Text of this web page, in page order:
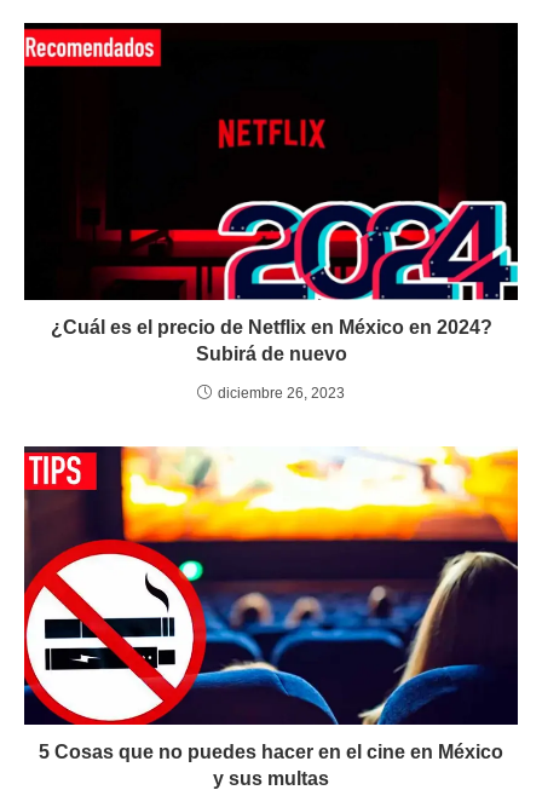
¿Cuál es el precio de Netflix en México en 2024?
Subirá de nuevo
diciembre 26, 2023
5 Cosas que no puedes hacer en el cine en México
y sus multas